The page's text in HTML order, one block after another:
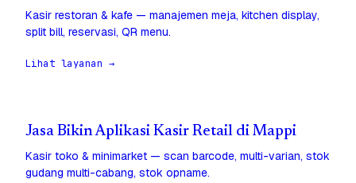
Kasir restoran & kafe — manajemen meja, kitchen display,
split bill, reservasi, QR menu.
Lihat layanan →
Jasa Bikin Aplikasi Kasir Retail di Mappi
Kasir toko & minimarket — scan barcode, multi-varian, stok
gudang multi-cabang, stok opname.